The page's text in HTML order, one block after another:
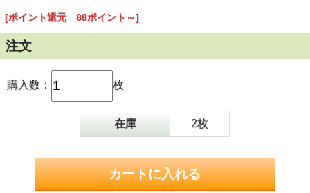
[ポイント還元 88ポイント～]
注文
購入数： 枚
在庫 2枚